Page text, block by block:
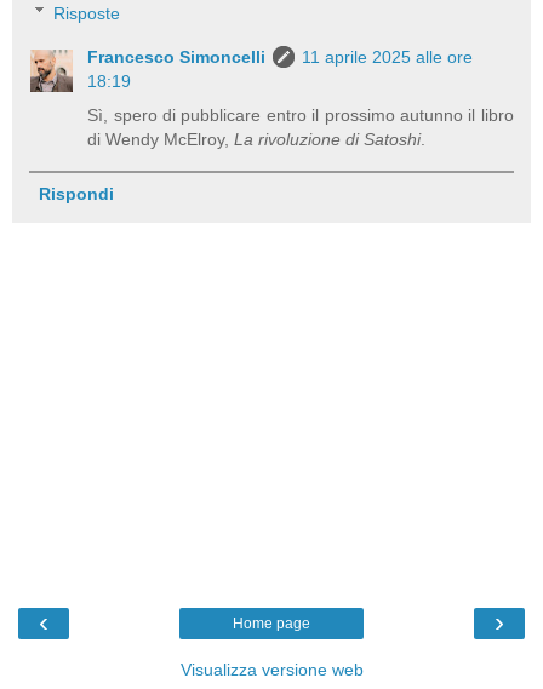
Risposte
Francesco Simoncelli
11 aprile 2025 alle ore
18:19
Sì, spero di pubblicare entro il prossimo autunno il libro
di Wendy McElroy,La rivoluzione di Satoshi.
Rispondi
‹ ›
Home page
Visualizza versione web